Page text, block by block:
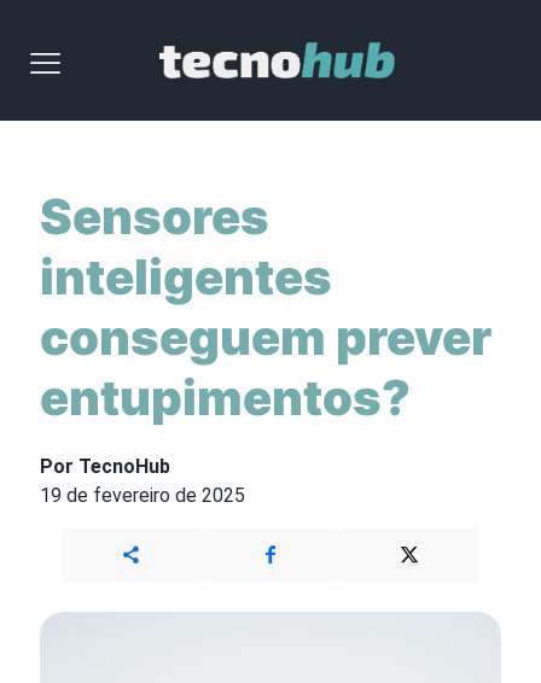
Sensores
inteligentes
conseguem prever
entupimentos?
Por TecnoHub
19 de fevereiro de 2025